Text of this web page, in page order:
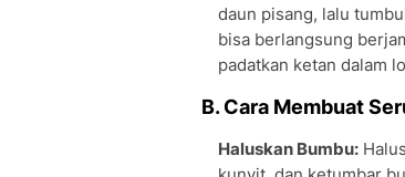
daun pisang, lalu
bisa berlangsung
padatkan ketan dalam
B. Cara Membuat
Haluskan Bumbu: